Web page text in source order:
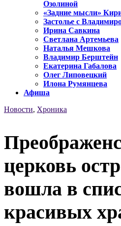
Озолиной
«Задние мысли»
Застолье с
Ирина Савкина
Светлана Артемьева
Наталья Мешкова
Владимир Берштейн
Екатерина Габалова
Олег Липовецкий
Илона Румянцева
Афиша
Новости, Хроника
церковь
вошла в
красивых